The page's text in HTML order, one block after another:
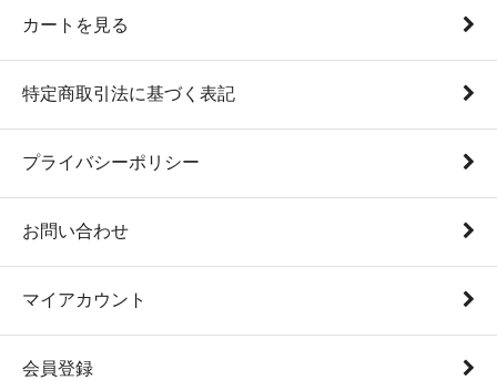
カートを見る
特定商取引法に基づく表記
プライバシーポリシー
お問い合わせ
マイアカウント
会員登録